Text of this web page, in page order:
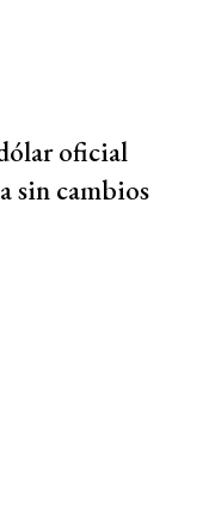
oficial
sin cambios